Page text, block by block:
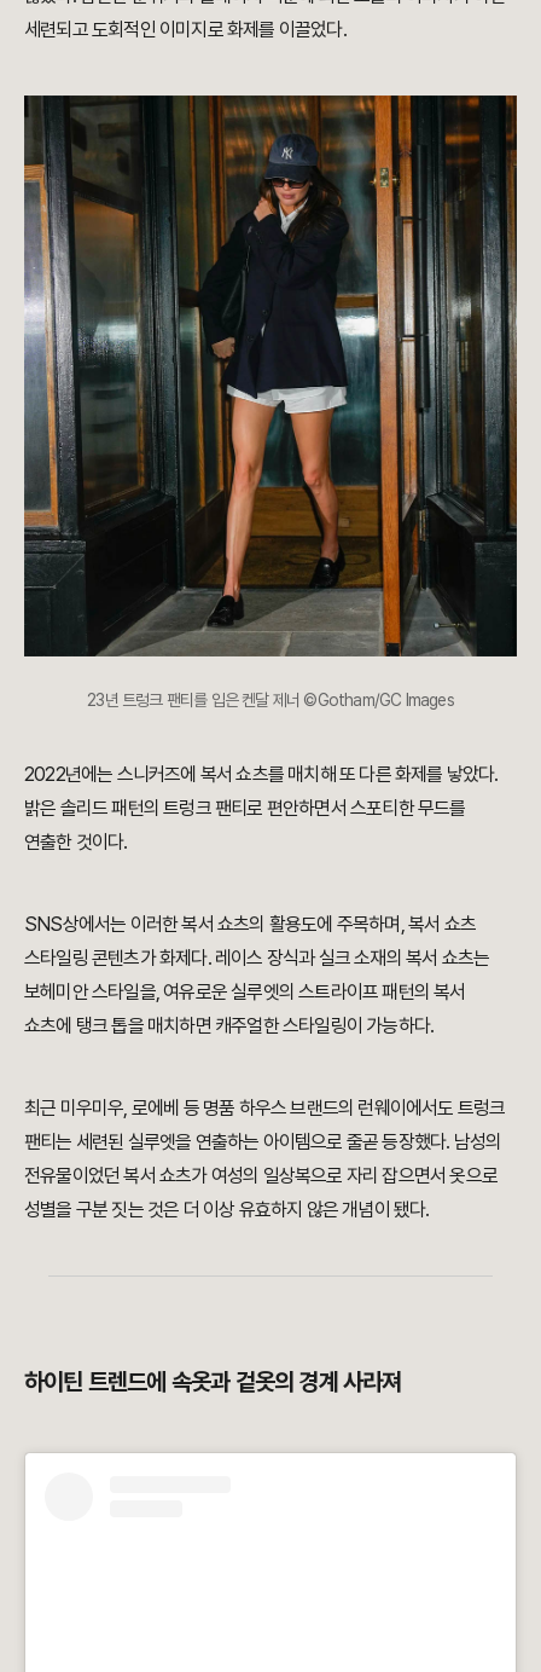
세련되고 도회적인 이미지로 화제를 이끌었다.
23년 트렁크 팬티를 입은 켄달 제너 ©Gotham/GC Images
2022년에는 스니커즈에 복서 쇼츠를 매치해 또 다른 화제를 낳았다.
밝은 솔리드 패턴의 트렁크 팬티로 편안하면서 스포티한 무드를
연출한 것이다.
SNS상에서는 이러한 복서 쇼츠의 활용도에 주목하며, 복서 쇼츠
스타일링 콘텐츠가 화제다. 레이스 장식과 실크 소재의 복서 쇼츠는
보헤미안 스타일을, 여유로운 실루엣의 스트라이프 패턴의 복서
쇼츠에 탱크 톱을 매치하면 캐주얼한 스타일링이 가능하다.
최근 미우미우, 로에베 등 명품 하우스 브랜드의 런웨이에서도 트렁크
팬티는 세련된 실루엣을 연출하는 아이템으로 줄곧 등장했다. 남성의
전유물이었던 복서 쇼츠가 여성의 일상복으로 자리 잡으면서 옷으로
성별을 구분 짓는 것은 더 이상 유효하지 않은 개념이 됐다.
하이틴 트렌드에 속옷과 겉옷의 경계 사라져